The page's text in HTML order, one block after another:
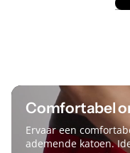
Comfortabel
Ervaar een
ademende katoen.